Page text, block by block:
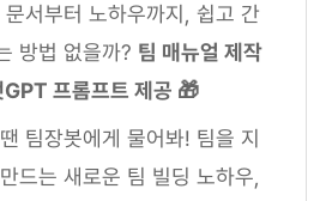
서부터 노하우까지, 쉽고 간
방법 없을까? 팀 매뉴얼 제작
프롬프트 제공 🎁
팀장봇에게 물어봐! 팀을 지
드는 새로운 팀 빌딩 노하우,